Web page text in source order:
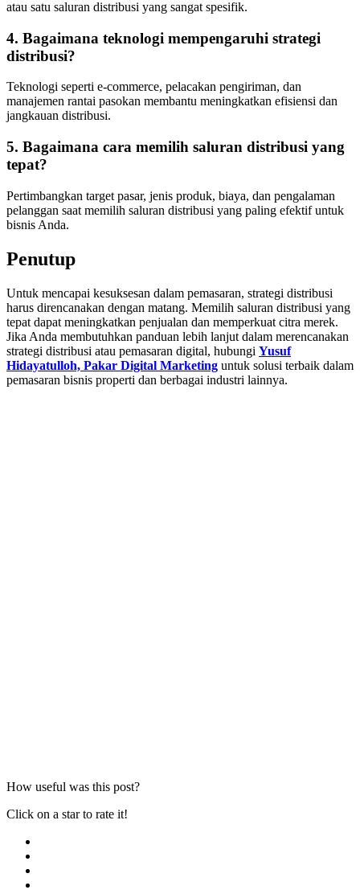
atau satu saluran distribusi yang sangat spesifik.
4. Bagaimana teknologi mempengaruhi strategi
distribusi?
Teknologi seperti e-commerce, pelacakan pengiriman, dan
manajemen rantai pasokan membantu meningkatkan efisiensi dan
jangkauan distribusi.
5. Bagaimana cara memilih saluran distribusi yang
tepat?
Pertimbangkan target pasar, jenis produk, biaya, dan pengalaman
pelanggan saat memilih saluran distribusi yang paling efektif untuk
bisnis Anda.
Penutup
Untuk mencapai kesuksesan dalam pemasaran, strategi distribusi
harus direncanakan dengan matang. Memilih saluran distribusi yang
tepat dapat meningkatkan penjualan dan memperkuat citra merek.
Jika Anda membutuhkan panduan lebih lanjut dalam merencanakan
strategi distribusi atau pemasaran digital, hubungi Yusuf
Hidayatulloh, Pakar Digital Marketing untuk solusi terbaik dalam
pemasaran bisnis properti dan berbagai industri lainnya.
How useful was this post?
Click on a star to rate it!